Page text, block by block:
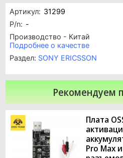
Артикул: 31299
P/n: -
Производство - Китай
Подробнее о качестве
Раздел: SONY ERICSSON
Рекомендуем
Плата
Pro Max